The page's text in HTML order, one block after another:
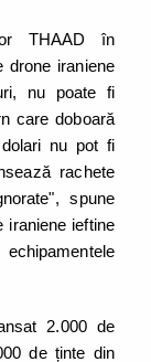
THAAD în
drone iraniene
nu poate fi
care doboară
nu pot fi
rachete
spune
iraniene ieftine
2.000 de
de ținte din